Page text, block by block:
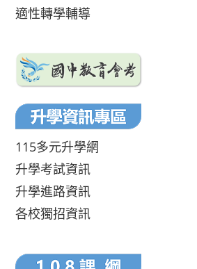
適性轉學輔導
115多元升學網
升學考試資訊
升學進路資訊
各校獨招資訊